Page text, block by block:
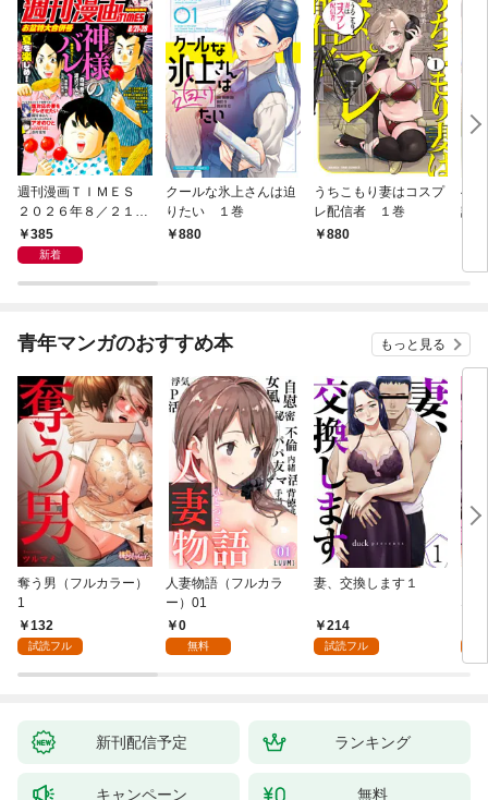
週刊漫画ＴＩＭＥＳ
２０２６年８／２１・
２８合併号
385
新着
クールな氷上さんは迫
りたい １巻
880
うちこもり妻はコスプ
レ配信者 １巻
880
へ
話
青年マンガのおすすめ本 もっと見る
奪う男（フルカラー）
1
132
試読フル
人妻物語（フルカラ
ー）01
0
無料
妻、交換します１
214
試読フル
な
新刊配信予定 ランキング
キャンペーン 無料